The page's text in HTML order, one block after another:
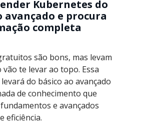
Kubernetes do
avançado e procura
completa
são bons, mas levam
te levar ao topo. Essa
do básico ao avançado
de conhecimento que
e avançados
eficiência.